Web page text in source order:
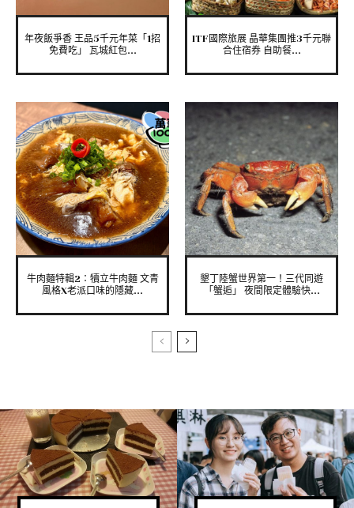
年夜飯爭香 王品5千元年菜「1招
免費吃」 瓦城紅包...
ITF國際旅展 晶華集團推3千元聯
合住宿券 自助餐...
牛肉麵特輯2：犢立牛肉麵 文青
風格X老派口味的隱藏...
墾丁陸蟹世界第一！三代同遊
「蟹逅」 夜間限定體驗快...